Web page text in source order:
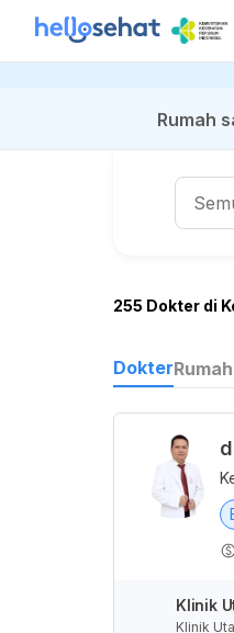
Rumah
255 Dokter di
Dokter
Klinik
Klinik